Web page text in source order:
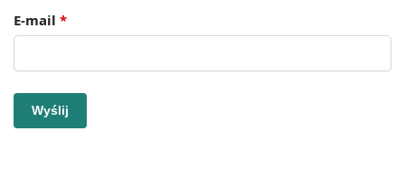
E-mail *